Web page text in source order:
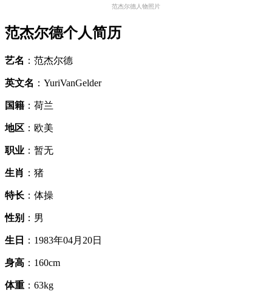
范杰尔德人物照片
范杰尔德个人简历
艺名 ：范杰尔德
英文名 ：YuriVanGelder
国籍 ：荷兰
地区 ：欧美
职业 ：暂无
生肖 ：猪
特长 ：体操
性别 ：男
生日 ：1983年04月20日
身高 ：160cm
体重 ：63kg